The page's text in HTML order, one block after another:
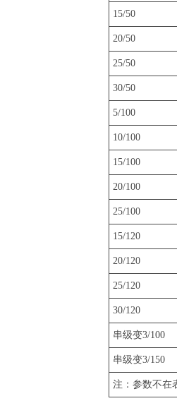
15/50
20/50
25/50
30/50
5/100
10/100
15/100
20/100
25/100
15/120
20/120
25/120
30/120
串级变3/100
串级变3/150
注：参数不在